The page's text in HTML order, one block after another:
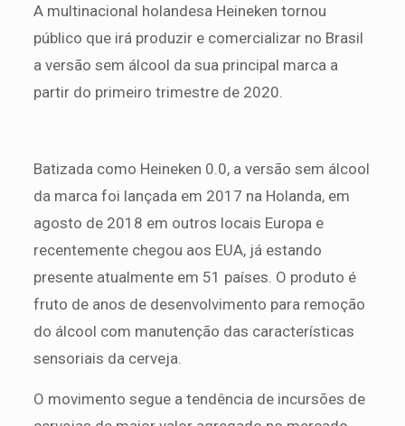
A multinacional holandesa Heineken tornou
público que irá produzir e comercializar no Brasil
a versão sem álcool da sua principal marca a
partir do primeiro trimestre de 2020.
Batizada como Heineken 0.0, a versão sem álcool
da marca foi lançada em 2017 na Holanda, em
agosto de 2018 em outros locais Europa e
recentemente chegou aos EUA, já estando
presente atualmente em 51 países. O produto é
fruto de anos de desenvolvimento para remoção
do álcool com manutenção das características
sensoriais da cerveja.
O movimento segue a tendência de incursões de